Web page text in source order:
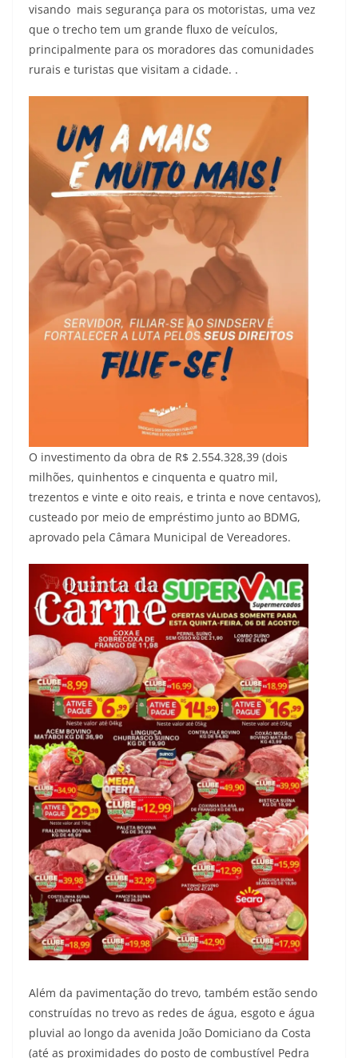
visando mais segurança para os motoristas, uma vez
que o trecho tem um grande fluxo de veículos,
principalmente para os moradores das comunidades
rurais e turistas que visitam a cidade. .
O investimento da obra de R$ 2.554.328,39 (dois
milhões, quinhentos e cinquenta e quatro mil,
trezentos e vinte e oito reais, e trinta e nove centavos),
custeado por meio de empréstimo junto ao BDMG,
aprovado pela Câmara Municipal de Vereadores.
Além da pavimentação do trevo, também estão sendo
construídas no trevo as redes de água, esgoto e água
pluvial ao longo da avenida João Domiciano da Costa
(até as proximidades do posto de combustível Pedra